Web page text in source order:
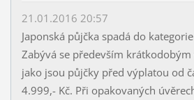
21.01.2016 20:57
Japonská půjčka spadá do
Zabývá se především
jako jsou půjčky před výplatou od
4.999,- Kč. Při opakovaných